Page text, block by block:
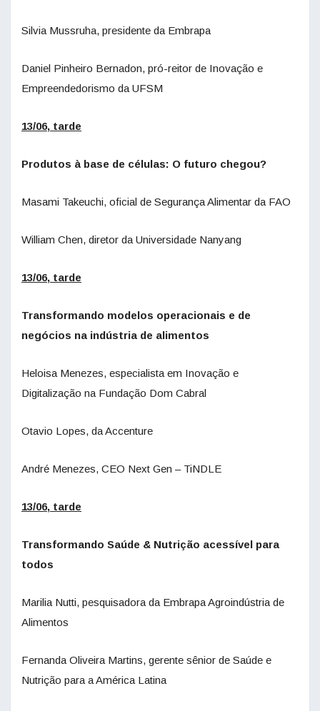
Silvia Mussruha, presidente da Embrapa
Daniel Pinheiro Bernadon, pró-reitor de Inovação e
Empreendedorismo da UFSM
13/06, tarde
Produtos à base de células: O futuro chegou?
Masami Takeuchi, oficial de Segurança Alimentar da FAO
William Chen, diretor da Universidade Nanyang
13/06, tarde
Transformando modelos operacionais e de
negócios na indústria de alimentos
Heloisa Menezes, especialista em Inovação e
Digitalização na Fundação Dom Cabral
Otavio Lopes, da Accenture
André Menezes, CEO Next Gen – TiNDLE
13/06, tarde
Transformando Saúde & Nutrição acessível para
todos
Marilia Nutti, pesquisadora da Embrapa Agroindústria de
Alimentos
Fernanda Oliveira Martins, gerente sênior de Saúde e
Nutrição para a América Latina